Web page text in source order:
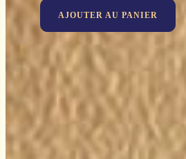
AJOUTER AU PANIER